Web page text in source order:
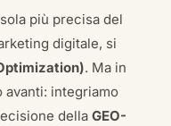
più precisa del
digitale, si
. Ma in
avanti: integriamo
della GEO-